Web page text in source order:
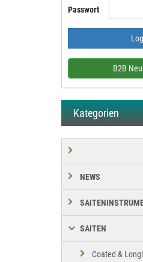
Passwort
B2B
Kategorien
NEWS
SAITEN
Coated &